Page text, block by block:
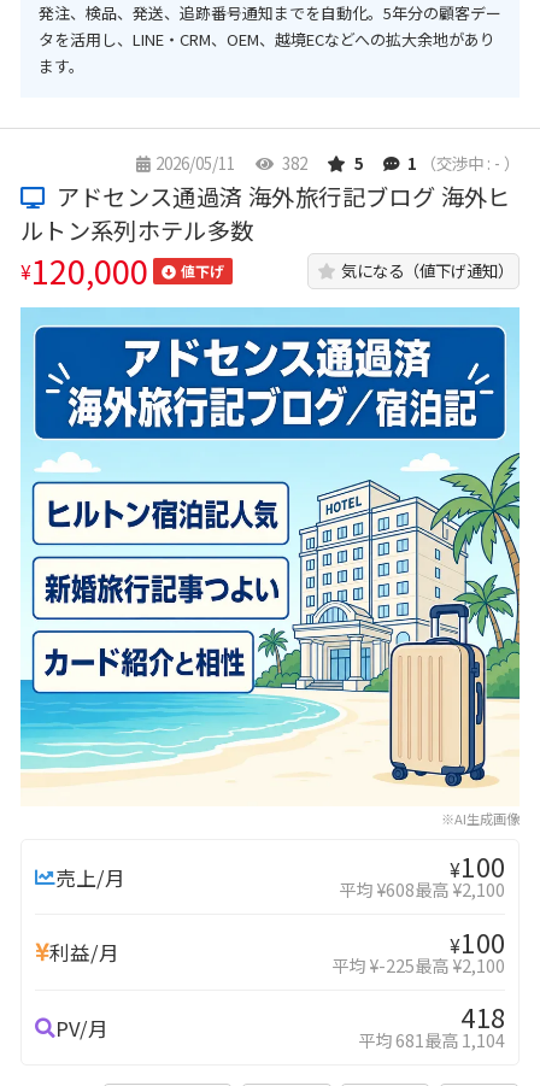
発注、検品、発送、追跡番号通知までを自動化。5年分の顧客デー
タを活用し、LINE・CRM、OEM、越境ECなどへの拡大余地があり
ます。
2026/05/11 382 5 1 （交渉中 : - ）
※AI生成画像
アドセンス通過済 海外旅行記ブログ 海外ヒ
ルトン系列ホテル多数
¥120,000 値下げ 気になる（値下げ通知）
売上/月 ¥100
平均 ¥608最高 ¥2,100
利益/月 ¥100
平均 ¥-225最高 ¥2,100
PV/月 418
平均 681最高 1,104